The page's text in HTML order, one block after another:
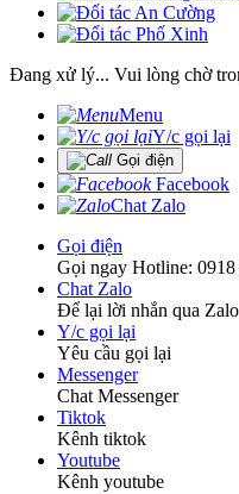
Đang xử lý... Vui lòng chờ
Menu
Y/c gọi lại
Gọi điện
Facebook
Chat Zalo
Gọi điện
Gọi ngay Hotline: 0918
Chat Zalo
Để lại lời nhắn qua Zalo
Y/c gọi lại
Yêu cầu gọi lại
Messenger
Chat Messenger
Tiktok
Kênh tiktok
Youtube
Kênh youtube